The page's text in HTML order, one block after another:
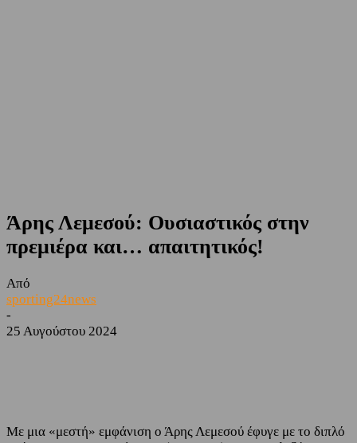
Άρης Λεμεσού: Ουσιαστικός στην
πρεμιέρα και… απαιτητικός!
Από
sporting24news
-
25 Αυγούστου 2024
Με μια «μεστή» εμφάνιση ο Άρης Λεμεσού έφυγε με το διπλό